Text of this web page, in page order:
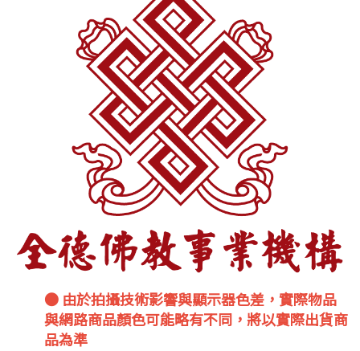
● 由於拍攝技術影響與顯示器色差，實際物品
與網路商品顏色可能略有不同，將以實際出貨商
品為準